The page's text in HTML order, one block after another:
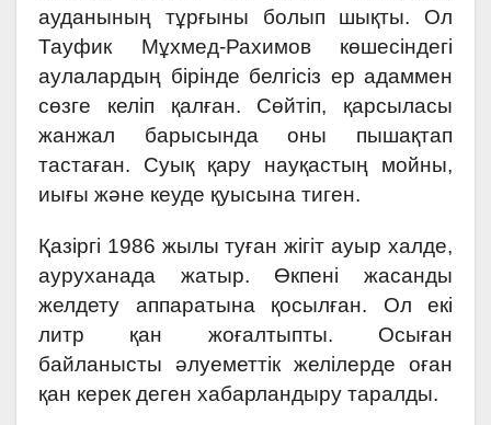
ауданының тұрғыны болып шықты. Ол
Тауфик Мұхмед-Рахимов көшесіндегі
аулалардың бірінде белгісіз ер адаммен
сөзге келіп қалған. Сөйтіп, қарсыласы
жанжал барысында оны пышақтап
тастаған. Суық қару науқастың мойны,
иығы және кеуде қуысына тиген.
Қазіргі 1986 жылы туған жігіт ауыр халде,
ауруханада жатыр. Өкпені жасанды
желдету аппаратына қосылған. Ол екі
литр қан жоғалтыпты. Осыған
байланысты әлуеметтік желілерде оған
қан керек деген хабарландыру таралды.